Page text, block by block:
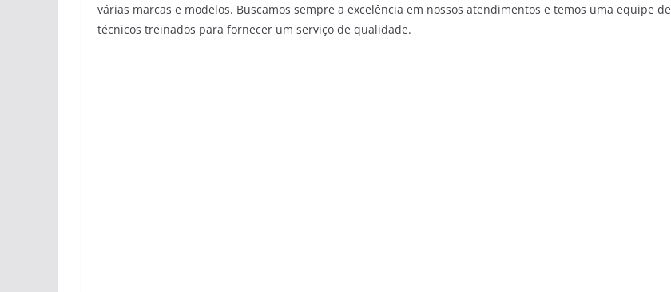
várias marcas e modelos. Buscamos sempre a excelência em nossos atendimentos e temos uma equipe de
técnicos treinados para fornecer um serviço de qualidade.